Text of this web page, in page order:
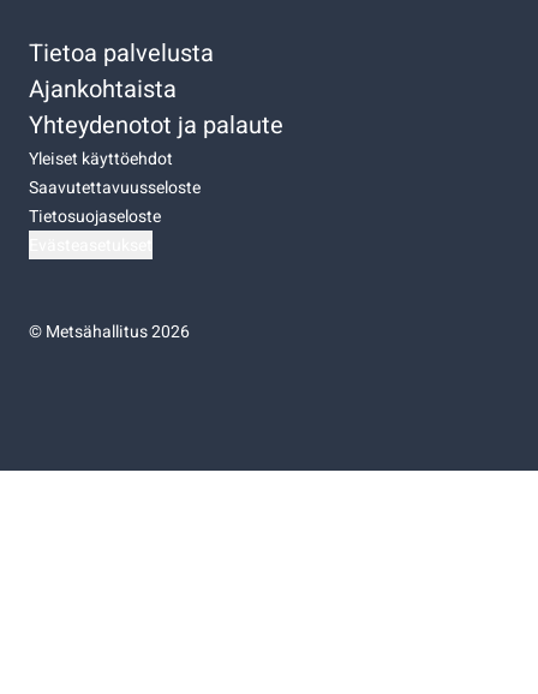
Tietoa palvelusta
Ajankohtaista
Yhteydenotot ja palaute
Yleiset käyttöehdot
Saavutettavuusseloste
Tietosuojaseloste
©Metsähallitus 2026